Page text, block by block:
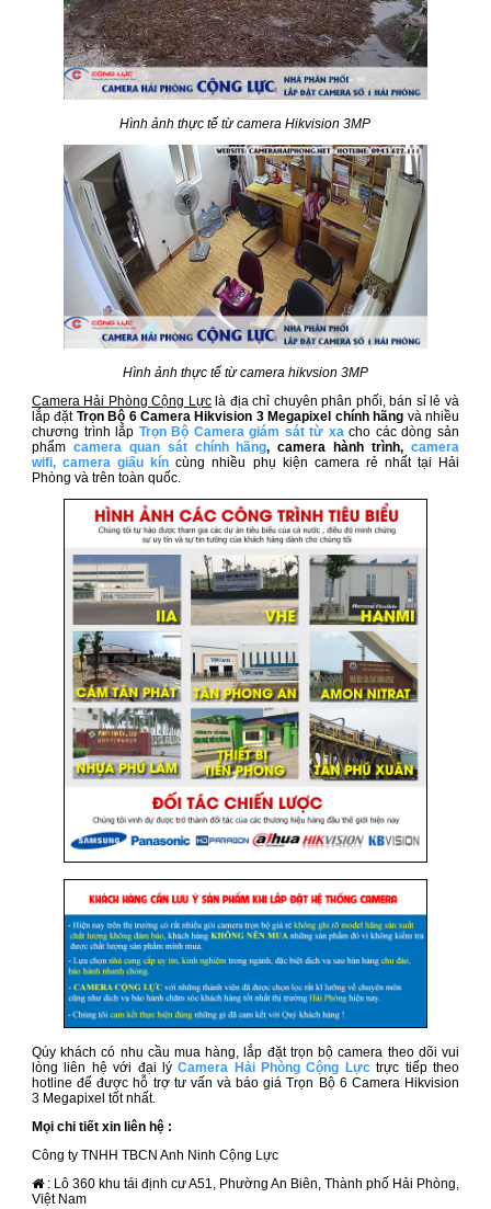
Hình ảnh thực tế từ camera Hikvision 3MP
Hình ảnh thực tế từ camera hikvsion 3MP
Camera Hải Phòng Cộng Lựclà địa chỉ chuyên phân phối, bán sỉ lẻ và
lắp đặt Trọn Bộ 6 Camera Hikvision 3 Megapixel​ chính hãng và nhiều
chương trình lắp Trọn Bộ Camera giám sát từ xacho các dòng sản
phẩm camera quan sát chính hãng, camera hành trình, camera
wifi, camera giấu kín cùng nhiều phụ kiện camera rẻ nhất tại Hải
Phòng và trên toàn quốc.
Qúy khách có nhu cầu mua hàng, lắp đặt trọn bộ camera theo dõi vui
lòng liên hệ với đại lýCamera Hải Phòng Cộng Lực trực tiếp theo
hotline để được hỗ trợ tư vấn và báo giá Trọn Bộ 6 Camera Hikvision
3 Megapixel tốt nhất.
Mọi chi tiết xin liên hệ :
Công ty TNHH TBCN Anh Ninh Cộng Lực
: Lô 360 khu tái định cư A51, Phường An Biên, Thành phố Hải Phòng,
Việt Nam